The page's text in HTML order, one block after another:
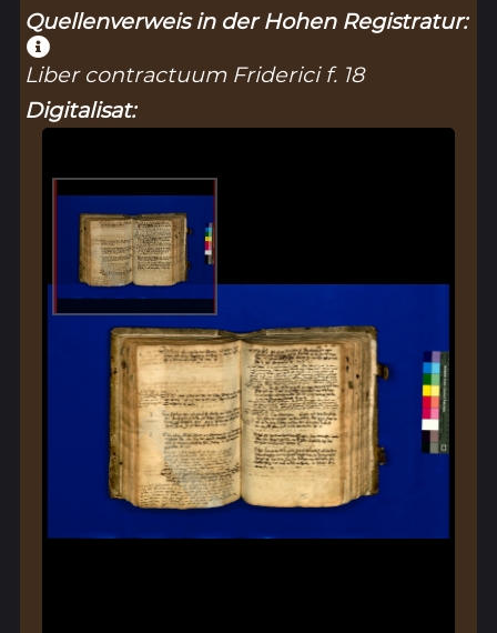
Quellenverweis in der Hohen Registratur:
Liber contractuum Friderici f. 18
Digitalisat: